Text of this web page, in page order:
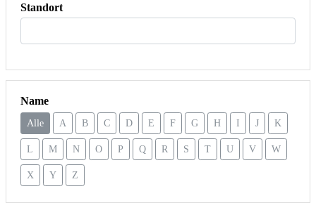
Standort
Name
Alle A B C D E F G H I J K
L M N O P Q R S T U V W
X Y Z